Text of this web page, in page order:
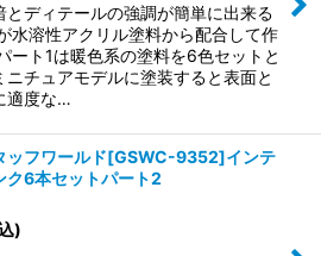
とディテールの強調が簡単に出来る
水溶性アクリル塗料から配合して作
ート1は暖色系の塗料を6色セットと
ニチュアモデルに塗装すると表面と
適度な…
ッフワールド[GSWC-9352]インテ
ク6本セットパート2
)